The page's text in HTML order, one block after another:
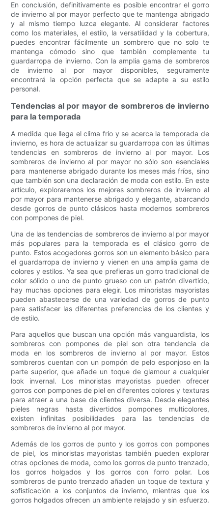
En conclusión, definitivamente es posible encontrar el gorro
de invierno al por mayor perfecto que te mantenga abrigado
y al mismo tiempo luzca elegante. Al considerar factores
como los materiales, el estilo, la versatilidad y la cobertura,
puedes encontrar fácilmente un sombrero que no solo te
mantenga cómodo sino que también complemente tu
guardarropa de invierno. Con la amplia gama de sombreros
de invierno al por mayor disponibles, seguramente
encontrará la opción perfecta que se adapte a su estilo
personal.
Tendencias al por mayor de sombreros de invierno
para la temporada
A medida que llega el clima frío y se acerca la temporada de
invierno, es hora de actualizar su guardarropa con las últimas
tendencias en sombreros de invierno al por mayor. Los
sombreros de invierno al por mayor no sólo son esenciales
para mantenerse abrigado durante los meses más fríos, sino
que también son una declaración de moda con estilo. En este
artículo, exploraremos los mejores sombreros de invierno al
por mayor para mantenerse abrigado y elegante, abarcando
desde gorros de punto clásicos hasta modernos sombreros
con pompones de piel.
Una de las tendencias de sombreros de invierno al por mayor
más populares para la temporada es el clásico gorro de
punto. Estos acogedores gorros son un elemento básico para
el guardarropa de invierno y vienen en una amplia gama de
colores y estilos. Ya sea que prefieras un gorro tradicional de
color sólido o uno de punto grueso con un patrón divertido,
hay muchas opciones para elegir. Los minoristas mayoristas
pueden abastecerse de una variedad de gorros de punto
para satisfacer las diferentes preferencias de los clientes y
de estilo.
Para aquellos que buscan una opción más vanguardista, los
sombreros con pompones de piel son otra tendencia de
moda en los sombreros de invierno al por mayor. Estos
sombreros cuentan con un pompón de pelo esponjoso en la
parte superior, que añade un toque de glamour a cualquier
look invernal. Los minoristas mayoristas pueden ofrecer
gorros con pompones de piel en diferentes colores y texturas
para atraer a una base de clientes diversa. Desde elegantes
pieles negras hasta divertidos pompones multicolores,
existen infinitas posibilidades para las tendencias de
sombreros de invierno al por mayor.
Además de los gorros de punto y los gorros con pompones
de piel, los minoristas mayoristas también pueden explorar
otras opciones de moda, como los gorros de punto trenzado,
los gorros holgados y los gorros con forro polar. Los
sombreros de punto trenzado añaden un toque de textura y
sofisticación a los conjuntos de invierno, mientras que los
gorros holgados ofrecen un ambiente relajado y sin esfuerzo.